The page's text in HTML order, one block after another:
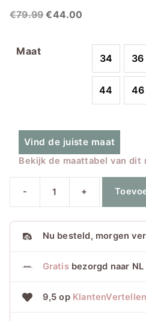
€79.99 Oorspronkelijke
€44.00
is:
€44.00.
Maat
34 36
44 46
Vind de juiste maat
Bekijk de maattabel van dit
-
Angels
Blue
+
Nu besteld, morgen
Gratisbezorgd naar NL
9,5 op KlantenVertellen